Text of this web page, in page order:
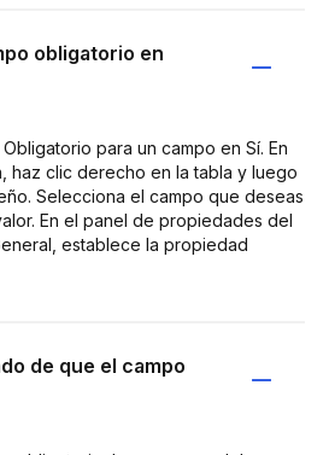
obligatorio en
para un campo en Sí. En
haz clic derecho en la tabla y luego
Selecciona el campo que deseas
En el panel de propiedades del
establece la propiedad
de que el campo